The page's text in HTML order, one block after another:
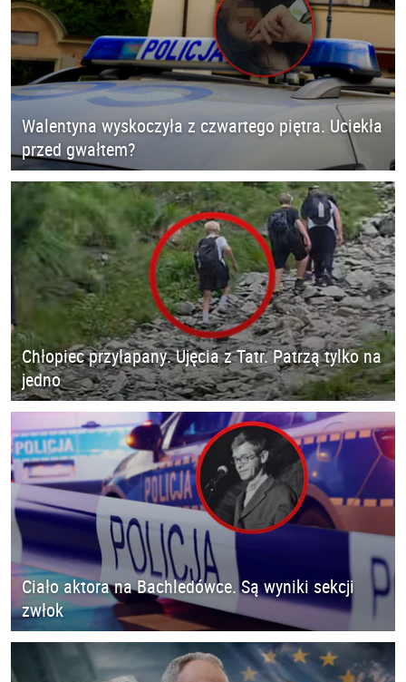
Walentyna wyskoczyła z czwartego piętra. Uciekła
przed gwałtem?
Chłopiec przyłapany. Ujęcia z Tatr. Patrzą tylko na
jedno
Ciało aktora na Bachledówce. Są wyniki sekcji
zwłok